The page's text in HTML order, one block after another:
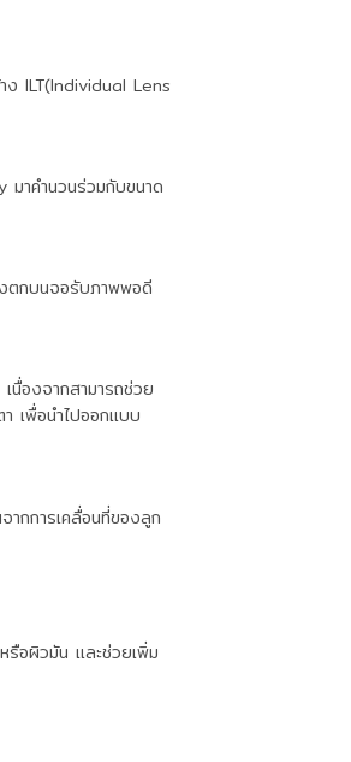
ง ILT(Individual Lens
มาคำนวนร่วมกับขนาด
งตกบนจอรับภาพพอดี
นื่องจากสามารถช่วย
เพื่อนำไปออกแบบ
ากการเคลื่อนที่ของลูก
รือผิวมัน และช่วยเพิ่ม